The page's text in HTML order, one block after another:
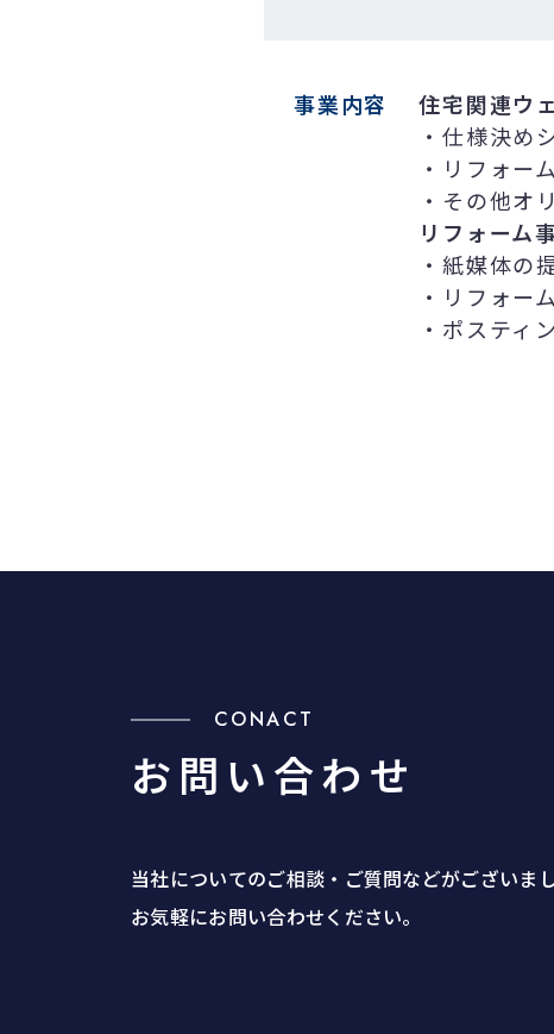
事業内容
住宅関連ウ
・仕様決め
・リフォー
・その他オ
リフォーム
・紙媒体の
・リフォー
・ポスティ
CONACT
お問い合わせ
当社についてのご相談・ご質問などがございま
お気軽にお問い合わせください。